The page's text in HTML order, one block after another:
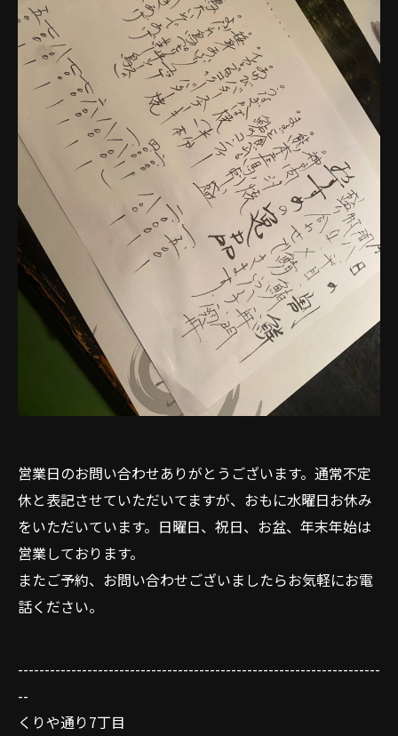
営業日のお問い合わせありがとうございます。通常不定
休と表記させていただいてますが、おもに水曜日お休み
をいただいています。日曜日、祝日、お盆、年末年始は
営業しております。
またご予約、お問い合わせございましたらお気軽にお電
話ください。
--------------------------------------------------------------------
--
くりや通り7丁目